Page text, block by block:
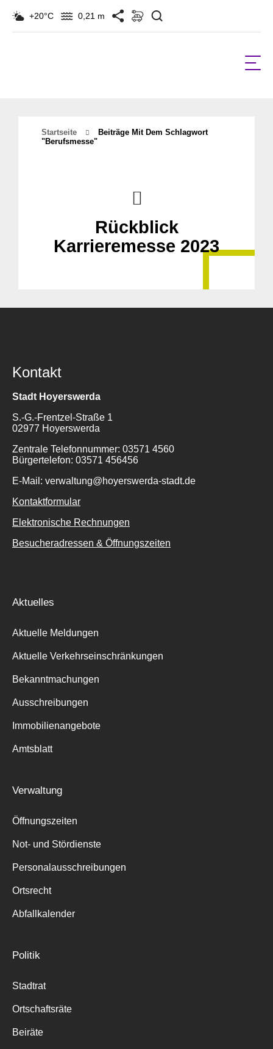
+20°C 0,21 m
Suche
Startseite
Beiträge Mit Dem Schlagwort
"berufsmesse"
Rückblick
Karrieremesse 2023
Kontakt
Stadt Hoyerswerda
S.-G.-Frentzel-Straße 1
02977 Hoyerswerda
Zentrale Telefonnummer: 03571 4560
Bürgertelefon: 03571 456456
E-Mail: verwaltung@hoyerswerda-stadt.de
Kontaktformular
Elektronische Rechnungen
Besucheradressen & Öffnungszeiten
Aktuelles
Aktuelle Meldungen
Aktuelle Verkehrseinschränkungen
Bekanntmachungen
Ausschreibungen
Immobilienangebote
Amtsblatt
Verwaltung
Öffnungszeiten
Not- und Stördienste
Personalausschreibungen
Ortsrecht
Abfallkalender
Politik
Stadtrat
Ortschaftsräte
Beiräte